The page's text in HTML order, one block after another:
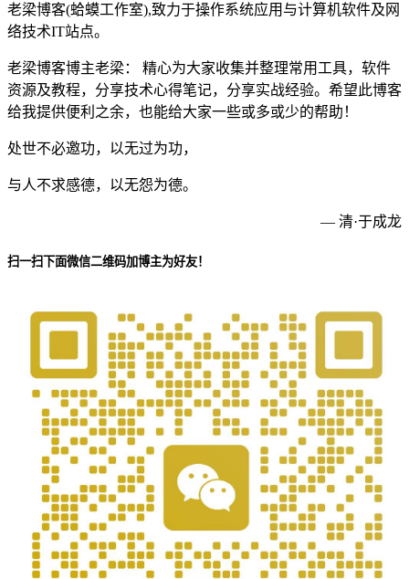
老梁博客(蛤蟆工作室),致力于操作系统应用与计算机软件及网
络技术IT站点。
老梁博客博主老梁： 精心为大家收集并整理常用工具，软件
资源及教程，分享技术心得笔记，分享实战经验。希望此博客
给我提供便利之余，也能给大家一些或多或少的帮助！
处世不必邀功，以无过为功，
与人不求感德，以无怨为德。
— 清·于成龙
扫一扫下面微信二维码加博主为好友！